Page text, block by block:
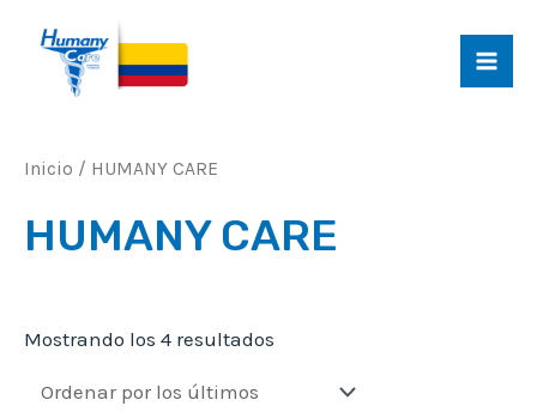
contenido
Inicio / HUMANY CARE
HUMANY CARE
Mostrando los 4 resultados
últimos